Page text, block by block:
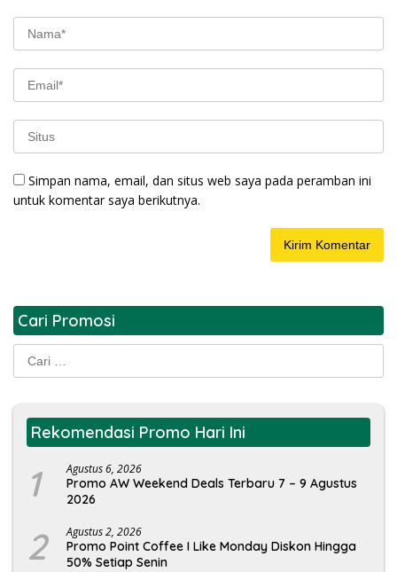
Simpan nama, email, dan situs web saya pada peramban ini
untuk komentar saya berikutnya.
Cari Promosi
Rekomendasi Promo Hari Ini
1 Agustus 6, 2026
Promo AW Weekend Deals Terbaru 7 – 9 Agustus
2026
2 Agustus 2, 2026
Promo Point Coffee I Like Monday Diskon Hingga
50% Setiap Senin